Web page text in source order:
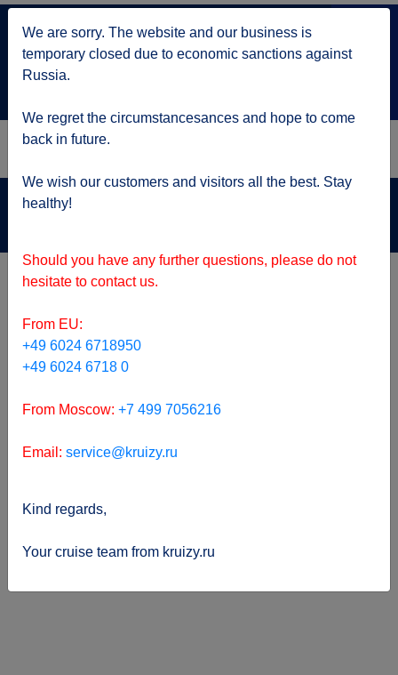
по Москве
service@kruizy.ru
Актуальная информация о короне вирусе
ТОП предложения
We are sorry. The website and our business is
temporary closed due to economic sanctions against
Russia.
We regret the circumstancesances and hope to come
back in future.
We wish our customers and visitors all the best. Stay
healthy!
Should you have any further questions, please do not
hesitate to contact us.
From EU:
+49 6024 6718950
+49 6024 6718 0
From Moscow: +7 499 7056216
Email: service@kruizy.ru
Kind regards,
Your cruise team from kruizy.ru